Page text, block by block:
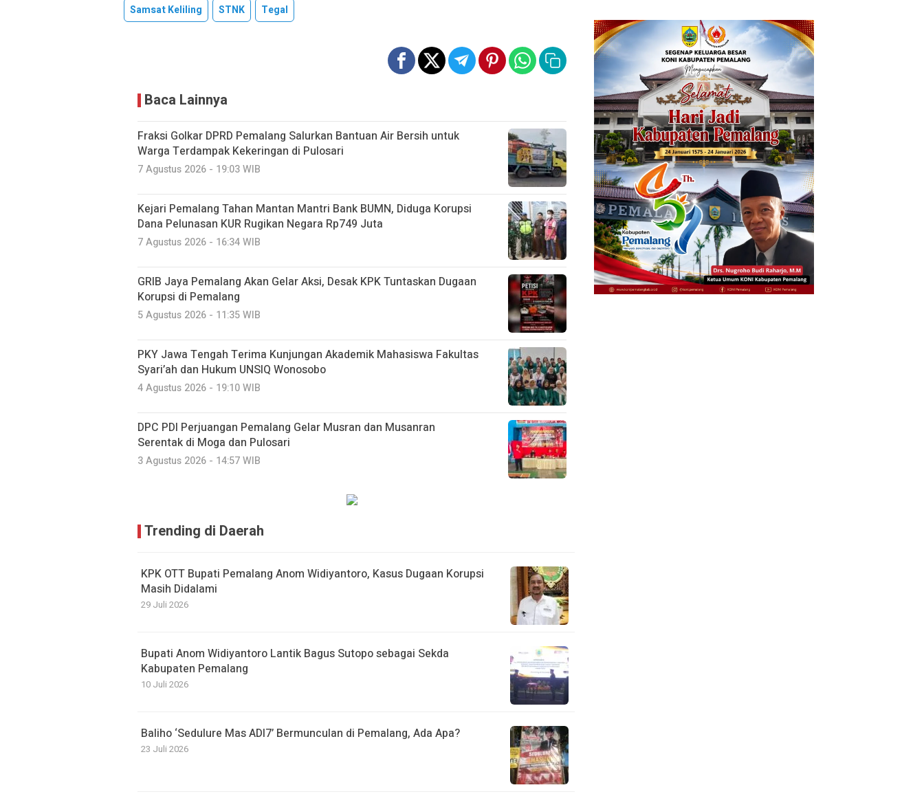
Samsat Keliling STNK Tegal
Baca Lainnya
Fraksi Golkar DPRD Pemalang Salurkan Bantuan Air Bersih untuk
Warga Terdampak Kekeringan di Pulosari
7 Agustus 2026 - 19:03 WIB
Kejari Pemalang Tahan Mantan Mantri Bank BUMN, Diduga Korupsi
Dana Pelunasan KUR Rugikan Negara Rp749 Juta
7 Agustus 2026 - 16:34 WIB
GRIB Jaya Pemalang Akan Gelar Aksi, Desak KPK Tuntaskan Dugaan
Korupsi di Pemalang
5 Agustus 2026 - 11:35 WIB
PKY Jawa Tengah Terima Kunjungan Akademik Mahasiswa Fakultas
Syari’ah dan Hukum UNSIQ Wonosobo
4 Agustus 2026 - 19:10 WIB
DPC PDI Perjuangan Pemalang Gelar Musran dan Musanran
Serentak di Moga dan Pulosari
3 Agustus 2026 - 14:57 WIB
Trending di Daerah
KPK OTT Bupati Pemalang Anom Widiyantoro, Kasus Dugaan Korupsi
Masih Didalami
29 Juli 2026
Bupati Anom Widiyantoro Lantik Bagus Sutopo sebagai Sekda
Kabupaten Pemalang
10 Juli 2026
Baliho ‘Sedulure Mas ADI7’ Bermunculan di Pemalang, Ada Apa?
23 Juli 2026